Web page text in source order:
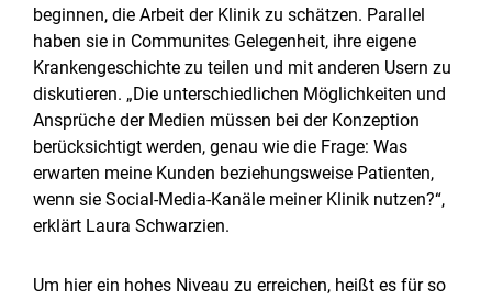
beginnen, die Arbeit der Klinik zu schätzen. Parallel
haben sie in Communites Gelegenheit, ihre eigene
Krankengeschichte zu teilen und mit anderen Usern zu
diskutieren. „Die unterschiedlichen Möglichkeiten und
Ansprüche der Medien müssen bei der Konzeption
berücksichtigt werden, genau wie die Frage: Was
erwarten meine Kunden beziehungsweise Patienten,
wenn sie Social-Media-Kanäle meiner Klinik nutzen?“,
erklärt Laura Schwarzien.
Um hier ein hohes Niveau zu erreichen, heißt es für so